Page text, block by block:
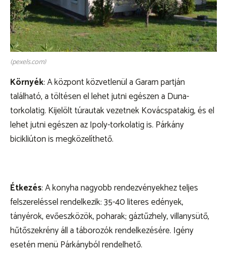
(pexels.com)
Környék: A központ közvetlenül a Garam partján
található, a töltésen el lehet jutni egészen a Duna-
torkolatig. Kijelölt túrautak vezetnek Kovácspatakig, és el
lehet jutni egészen az Ipoly-torkolatig is. Párkány
bicikliúton is megközelíthető.
Étkezés: A konyha nagyobb rendezvényekhez teljes
felszereléssel rendelkezik: 35-40 literes edények,
tányérok, evőeszközök, poharak; gáztűzhely, villanysütő,
hűtőszekrény áll a táborozók rendelkezésére. Igény
esetén menü Párkányból rendelhető.